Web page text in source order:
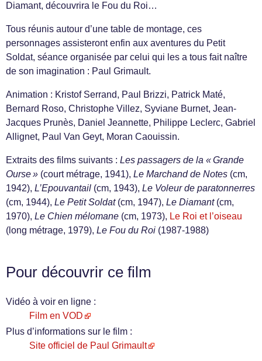
Diamant, découvrira le Fou du Roi…
Tous réunis autour d’une table de montage, ces
personnages assisteront enfin aux aventures du Petit
Soldat, séance organisée par celui qui les a tous fait naître
de son imagination : Paul Grimault.
Animation : Kristof Serrand, Paul Brizzi, Patrick Maté,
Bernard Roso, Christophe Villez, Syviane Burnet, Jean-
Jacques Prunès, Daniel Jeannette, Philippe Leclerc, Gabriel
Allignet, Paul Van Geyt, Moran Caouissin.
Extraits des films suivants : Les passagers de la « Grande
Ourse » (court métrage, 1941), Le Marchand de Notes (cm,
1942), L’Epouvantail (cm, 1943), Le Voleur de paratonnerres
(cm, 1944), Le Petit Soldat(cm, 1947), Le Diamant(cm,
1970), Le Chien mélomane (cm, 1973), Le Roi et l’oiseau
(long métrage, 1979), Le Fou du Roi (1987-1988)
Pour découvrir ce film
Vidéo à voir en ligne :
Film en VOD
Plus d’informations sur le film :
Site officiel de Paul Grimault